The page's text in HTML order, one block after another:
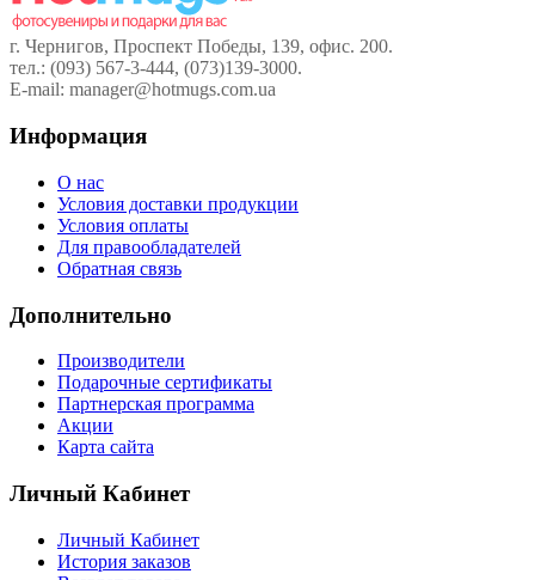
г. Чернигов, Проспект Победы, 139, офис. 200.
тел.: (093) 567-3-444, (073)139-3000.
E-mail: manager@hotmugs.com.ua
Информация
О нас
Условия доставки продукции
Условия оплаты
Для правообладателей
Обратная связь
Дополнительно
Производители
Подарочные сертификаты
Партнерская программа
Акции
Карта сайта
Личный Кабинет
Личный Кабинет
История заказов